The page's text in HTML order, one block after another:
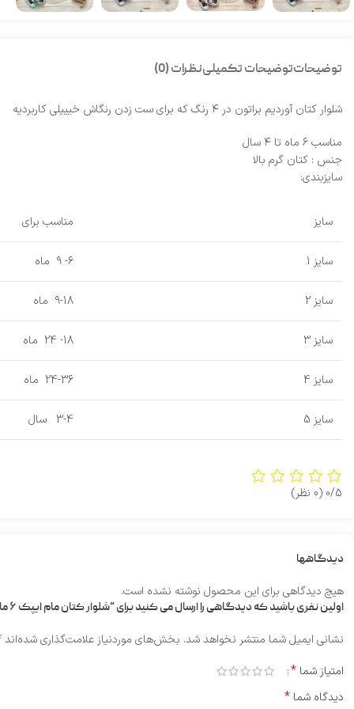
توضیحاتتوضیحات تکمیلینظرات (0)
شلوار کتان آوردیم براتون در ۴ رنگ که برای ست زدن رنگاش خیییلی کاربردیه
مناسب ۶ ماه تا ۴ سال
جنس : کتان گرم بالا
سایزبندی:
سایز مناسب برای
سایز 1 6- 9 ماه
سایز 2 9-18 ماه
سایز 3 18- 24 ماه
سایز 4 24-36 ماه
سایز 5 3-4 سال
0/5 (0 نظر)
دیدگاهها
هیچ دیدگاهی برای این محصول نوشته نشده است.
اولین نفری باشید که دیدگاهی را ارسال می کنید برای “شلوار کتان مام ایپک ۶ ماه تا ۴ سال”
نشانی ایمیل شما منتشر نخواهد شد. بخش‌های موردنیاز علامت‌گذاری شده‌اند
امتیاز شما *
دیدگاه شما *